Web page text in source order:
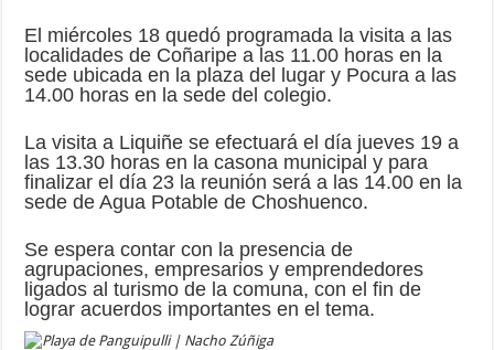
El miércoles 18 quedó programada la visita a las
localidades de Coñaripe a las 11.00 horas en la
sede ubicada en la plaza del lugar y Pocura a las
14.00 horas en la sede del colegio.
La visita a Liquiñe se efectuará el día jueves 19 a
las 13.30 horas en la casona municipal y para
finalizar el día 23 la reunión será a las 14.00 en la
sede de Agua Potable de Choshuenco.
Se espera contar con la presencia de
agrupaciones, empresarios y emprendedores
ligados al turismo de la comuna, con el fin de
lograr acuerdos importantes en el tema.